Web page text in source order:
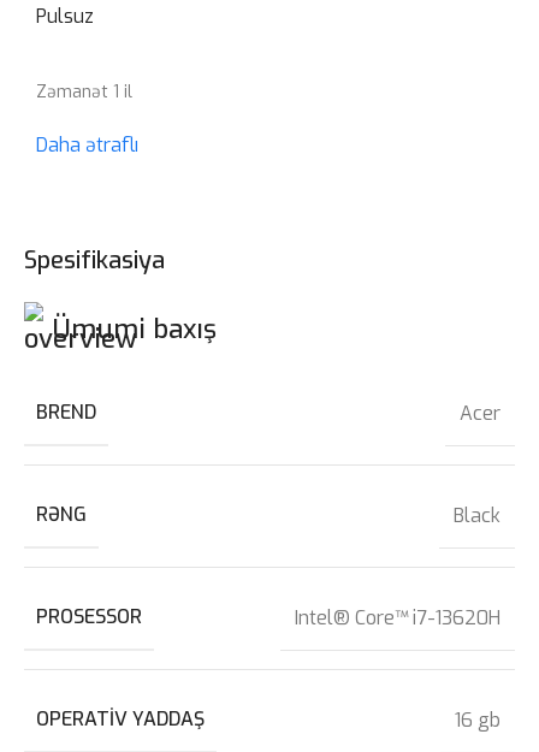
Pulsuz
Zəmanət 1 il
Daha ətraflı
Spesifikasiya
Ümumi baxış
BREND Acer
RƏNG Black
PROSESSOR Intel® Core™ i7-13620H
OPERATIV YADDAŞ 16 gb